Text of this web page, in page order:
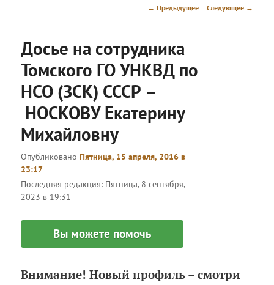
Навигация
← Предыдущее Следующее →
Досье на сотрудника
Томского ГО УНКВД по
НСО (ЗСК) СССР –
НОСКОВУ Екатерину
Михайловну
ОпубликованоПятница, 15 апреля, 2016 в
23:17
Последняя редакция: Пятница, 8 сентября,
2023 в 19:31
Вы можете помочь
Внимание! Новый профиль – смотри